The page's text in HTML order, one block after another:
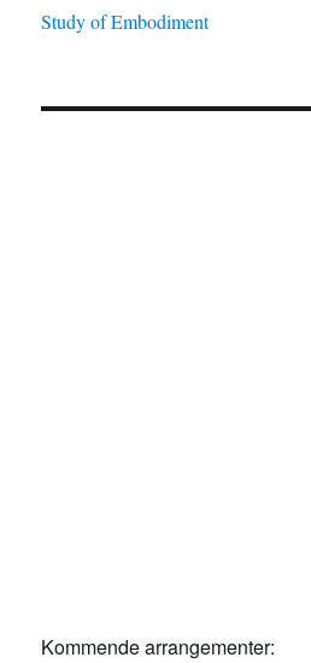
a
v
Study of Embodiment
Kommende arrangementer: